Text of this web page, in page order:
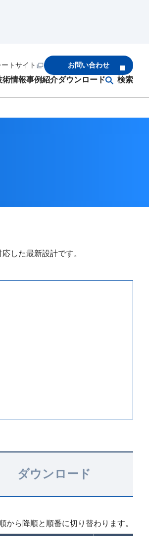
術情報事例紹介ダウンロード 検索
トサイト お問い合わせ
した最新設計です。
ら降順と順番に切り替わります。
ダウンロード